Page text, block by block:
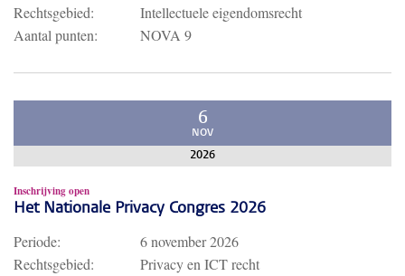
Rechtsgebied:
Intellectuele eigendomsrecht
Aantal punten:
NOVA 9
6
NOV
2026
Inschrijving open
Het Nationale Privacy Congres 2026
Periode:
6 november 2026
Rechtsgebied:
Privacy en ICT recht